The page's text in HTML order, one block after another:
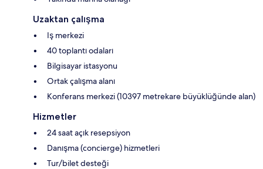
Uzaktan çalışma
Iş merkezi
40 toplantı odaları
Bilgisayar istasyonu
Ortak çalışma alanı
Konferans merkezi (10397 metrekare büyüklüğünde alan)
Hizmetler
24 saat açık resepsiyon
Danışma (concierge) hizmetleri
Tur/bilet desteği